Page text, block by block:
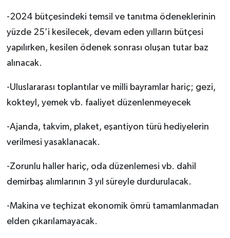
-2024 bütçesindeki temsil ve tanıtma ödeneklerinin
yüzde 25’i kesilecek, devam eden yılların bütçesi
yapılırken, kesilen ödenek sonrası oluşan tutar baz
alınacak.
-Uluslararası toplantılar ve milli bayramlar hariç; gezi,
kokteyl, yemek vb. faaliyet düzenlenmeyecek
-Ajanda, takvim, plaket, eşantiyon türü hediyelerin
verilmesi yasaklanacak.
-Zorunlu haller hariç, oda düzenlemesi vb. dahil
demirbaş alımlarının 3 yıl süreyle durdurulacak.
-Makina ve teçhizat ekonomik ömrü tamamlanmadan
elden çıkarılamayacak.